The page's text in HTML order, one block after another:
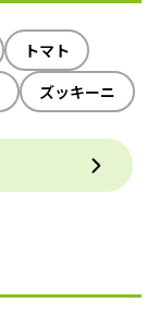
トマト
ズッキーニ